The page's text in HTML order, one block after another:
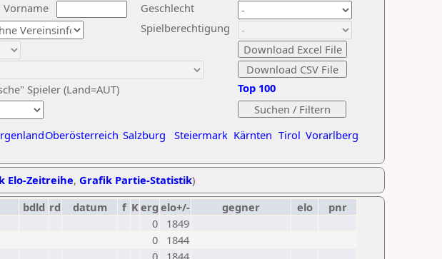
Vorname
Geschlecht
Spieler (Land=AUT)
Spielberechtigung
Oberösterreich Salzburg Steiermark Kärnten Tirol Vorarlberg
Top 100
Elo-Zeitreihe, Grafik Partie-Statistik)
bdld rd datum f Kerg elo+/- gegner elo
pnr
0
1849
0
1844
0
1844